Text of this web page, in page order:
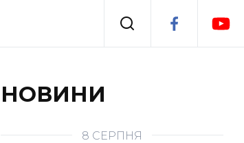
Події
НОВИНИ
8 СЕРПНЯ